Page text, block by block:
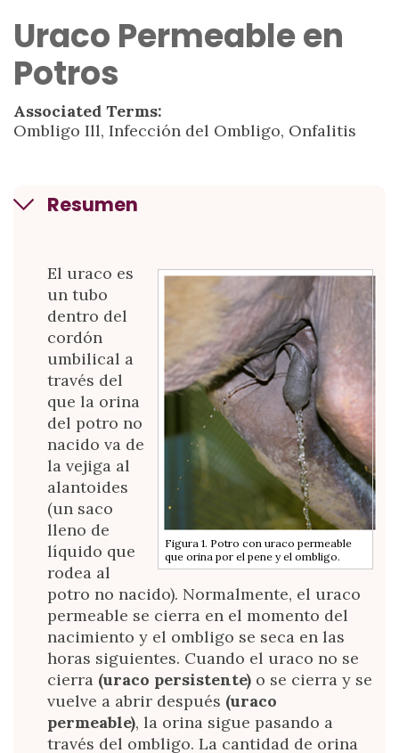
Uraco Permeable en
Potros
Associated Terms:
Ombligo Ill, Infección del Ombligo, Onfalitis
Resumen
Figura 1. Potro con uraco permeable
que orina por el pene y el ombligo.
El uraco es
un tubo
dentro del
cordón
umbilical a
través del
que la orina
del potro no
nacido va de
la vejiga al
alantoides
(un saco
lleno de
líquido que
rodea al
potro no nacido). Normalmente, el uraco
permeable se cierra en el momento del
nacimiento y el ombligo se seca en las
horas siguientes. Cuando el uraco no se
cierra (uraco persistente) o se cierra y se
vuelve a abrir después (uraco
permeable), la orina sigue pasando a
través del ombligo. La cantidad de orina